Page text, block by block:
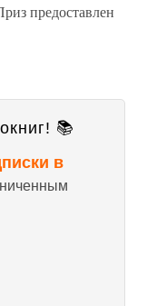
предоставлен
📚
в